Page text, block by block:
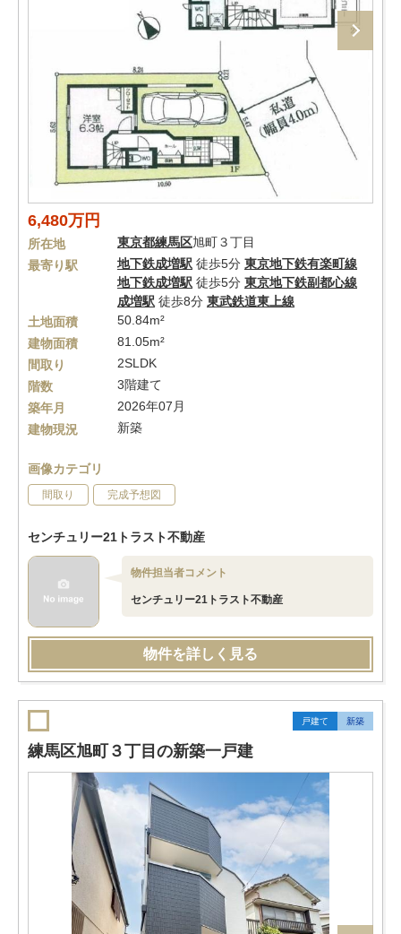
6,480万円
所在地 東京都練馬区旭町３丁目
最寄り駅
地下鉄成増駅 徒歩5分 東京地下鉄有楽町線
地下鉄成増駅 徒歩5分 東京地下鉄副都心線
成増駅 徒歩8分 東武鉄道東上線
土地面積
50.84m²
建物面積
81.05m²
間取り
2SLDK
階数
3階建て
築年月
2026年07月
建物現況
新築
画像カテゴリ
間取り 完成予想図
センチュリー21トラスト不動産
物件担当者コメント
センチュリー21トラスト不動産
物件を詳しく見る
戸建て 新築
練馬区旭町３丁目の新築一戸建